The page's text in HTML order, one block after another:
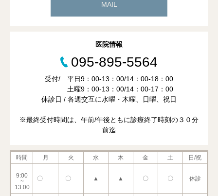
MAIL
医院情報
095-895-5564
受付/ 平日9：00-13：00/14：00-18：00
土曜9：00-13：00/14：00-17：00
休診日 / 各週交互に水曜・木曜、日曜、祝日
※最終受付時間は、午前/午後ともに診療終了時刻の３０分
前迄
時間 月 火 水 木 金 土 日/祝
9:00
~
13:00
〇 〇 ▲ ▲ 〇 〇 休診